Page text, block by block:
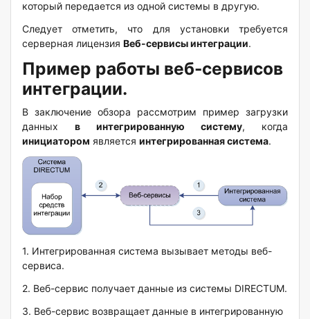
который передается из одной системы в другую.
Следует отметить, что для установки требуется
серверная лицензия Веб-сервисы интеграции.
Пример работы веб-сервисов
интеграции.
В заключение обзора рассмотрим пример загрузки
данных в интегрированную систему, когда
инициатором является интегрированная система.
1. Интегрированная система вызывает методы веб-
сервиса.
2. Веб-сервис получает данные из системы DIRECTUM.
3. Веб-сервис возвращает данные в интегрированную